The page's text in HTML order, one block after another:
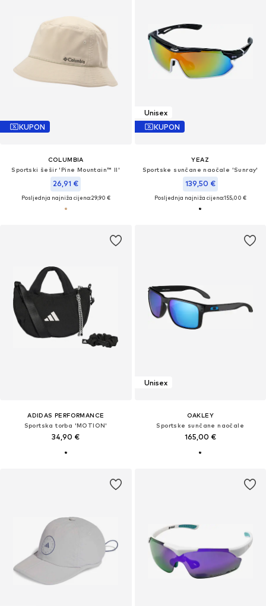
KUPON
COLUMBIA
Sportski šešir 'Pine Mountain™ II'
26,91 €
Posljednja najniža cijena:29,90 €
Unisex
KUPON
YEAZ
Sportske sunčane naočale 'Sunray'
139,50 €
Posljednja najniža cijena:155,00 €
ADIDAS PERFORMANCE
Sportska torba 'MOTION'
34,90 €
Unisex
OAKLEY
Sportske sunčane naočale
165,00 €